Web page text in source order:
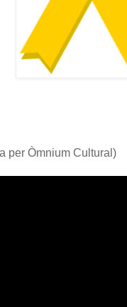
per Òmnium Cultural)